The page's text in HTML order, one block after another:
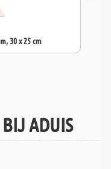
30 x 25 cm
ADUIS